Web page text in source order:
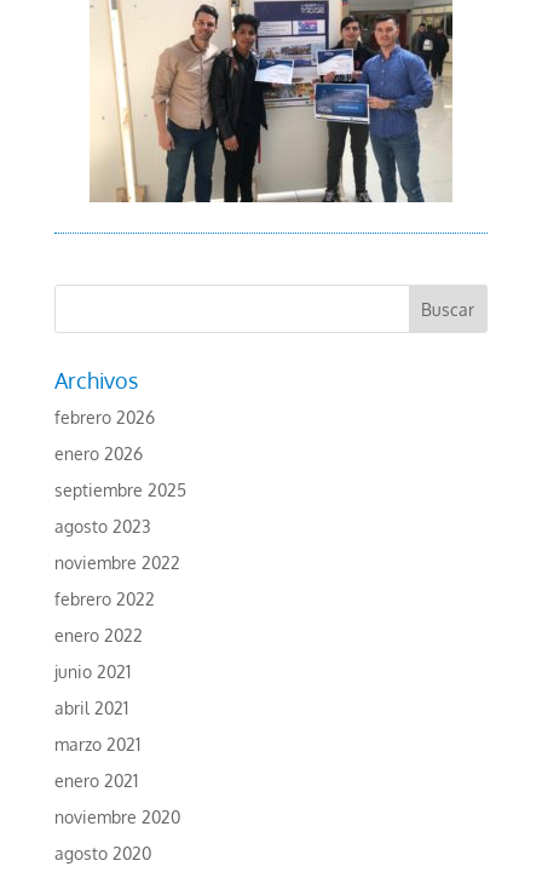
Archivos
febrero 2026
enero 2026
septiembre 2025
agosto 2023
noviembre 2022
febrero 2022
enero 2022
junio 2021
abril 2021
marzo 2021
enero 2021
noviembre 2020
agosto 2020